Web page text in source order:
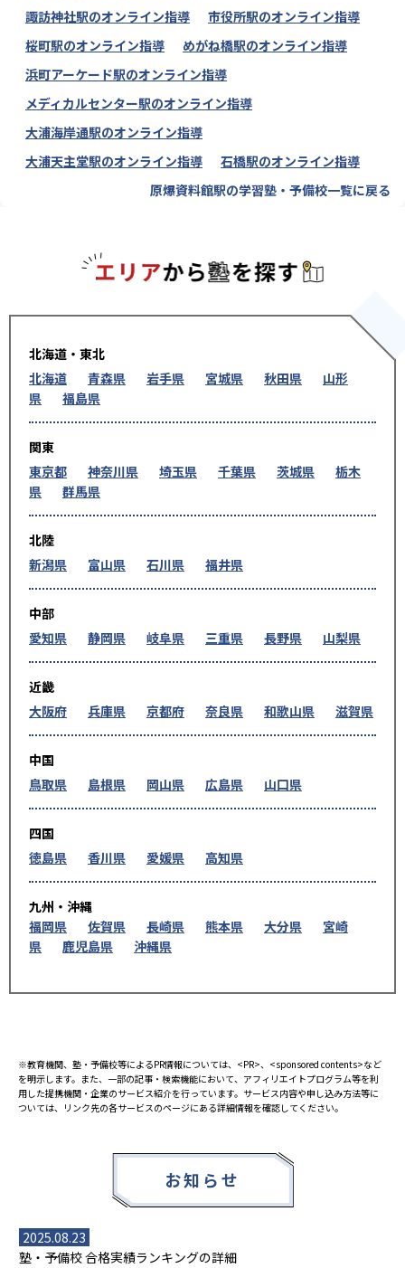
諏訪神社駅のオンライン指導
市役所駅のオンライン指導
桜町駅のオンライン指導
めがね橋駅のオンライン指導
浜町アーケード駅のオンライン指導
メディカルセンター駅のオンライン指導
大浦海岸通駅のオンライン指導
大浦天主堂駅のオンライン指導
石橋駅のオンライン指導
原爆資料館駅の学習塾・予備校一覧に戻る
北海道・東北
北海道
青森県 岩手県 宮城県 秋田県
山形
県
福島県
関東
東京都
神奈川県 埼玉県 千葉県 茨城県
栃木
県
群馬県
北陸
新潟県
富山県 石川県 福井県
中部
愛知県
静岡県 岐阜県 三重県 長野県 山梨県
近畿
大阪府
兵庫県 京都府 奈良県 和歌山県 滋賀県
中国
鳥取県
島根県 岡山県 広島県 山口県
四国
徳島県
香川県 愛媛県 高知県
九州・沖縄
福岡県
佐賀県 長崎県 熊本県 大分県
宮崎
県
鹿児島県 沖縄県
※教育機関、塾・予備校等によるPR情報については、<PR>、<sponsored contents>など
を明示します。また、一部の記事・検索機能において、アフィリエイトプログラム等を利
用した提携機関・企業のサービス紹介を行っています。サービス内容や申し込み方法等に
ついては、リンク先の各サービスのページにある詳細情報を確認してください。
お知らせ
2025.08.23
塾・予備校 合格実績ランキングの詳細